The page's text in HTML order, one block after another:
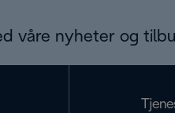
våre nyheter og